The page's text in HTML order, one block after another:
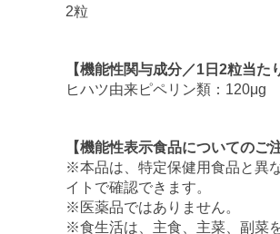
2粒
【機能性関与成分／1日2粒当た
ヒハツ由来ピペリン類：120μg
【機能性表示食品についてのご
※本品は、特定保健用食品と異
イトで確認できます。
※医薬品ではありません。
※食生活は、主食、主菜、副菜